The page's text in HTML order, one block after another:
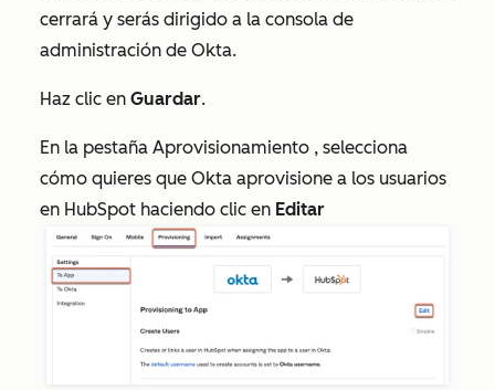
cerrará y serás dirigido a la consola de
administración de Okta.
Haz clic en Guardar.
En la pestaña Aprovisionamiento , selecciona
cómo quieres que Okta aprovisione a los usuarios
en HubSpot haciendo clic en Editar